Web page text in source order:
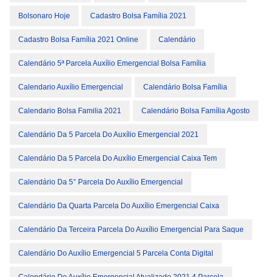
Bolsonaro Hoje Cadastro Bolsa Família 2021
Cadastro Bolsa Família 2021 Online Calendário
Calendário 5ª Parcela Auxílio Emergencial Bolsa Família
Calendario Auxílio Emergencial Calendário Bolsa Família
Calendario Bolsa Familia 2021 Calendário Bolsa Família Agosto
Calendário Da 5 Parcela Do Auxílio Emergencial 2021
Calendário Da 5 Parcela Do Auxílio Emergencial Caixa Tem
Calendário Da 5° Parcela Do Auxílio Emergencial
Calendário Da Quarta Parcela Do Auxílio Emergencial Caixa
Calendário Da Terceira Parcela Do Auxílio Emergencial Para Saque
Calendário Do Auxílio Emergencial 5 Parcela Conta Digital